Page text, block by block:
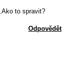
to spravit?
Odpovědět